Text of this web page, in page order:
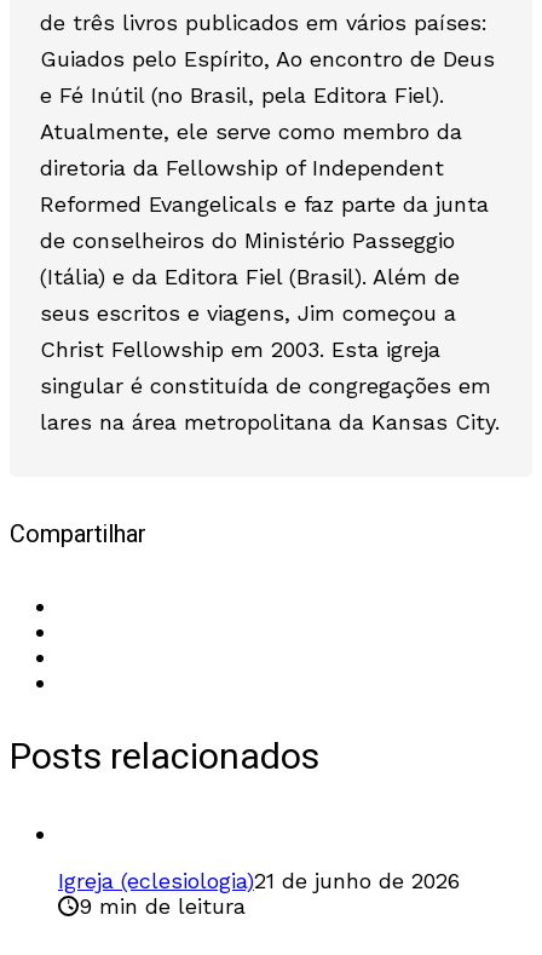
de três livros publicados em vários países:
Guiados pelo Espírito, Ao encontro de Deus
e Fé Inútil (no Brasil, pela Editora Fiel).
Atualmente, ele serve como membro da
diretoria da Fellowship of Independent
Reformed Evangelicals e faz parte da junta
de conselheiros do Ministério Passeggio
(Itália) e da Editora Fiel (Brasil). Além de
seus escritos e viagens, Jim começou a
Christ Fellowship em 2003. Esta igreja
singular é constituída de congregações em
lares na área metropolitana da Kansas City.
Compartilhar
Posts relacionados
Igreja (eclesiologia)21 de junho de 2026
9 min de leitura